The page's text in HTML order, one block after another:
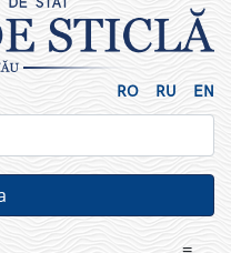
RO RU EN